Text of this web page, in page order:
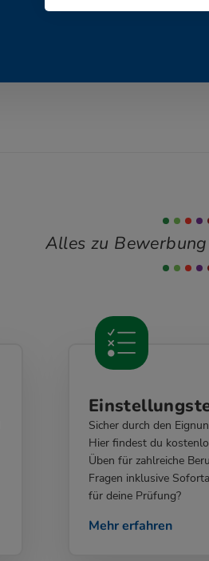
Alles zu
Sicher durch den
Hier findest du
Üben für zahlreiche
Fragen inklusive
für deine Prüfung?
Mehr erfahren